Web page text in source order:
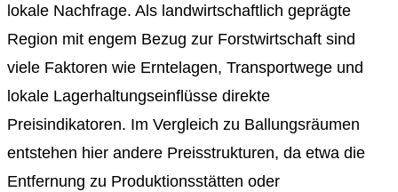
lokale Nachfrage. Als landwirtschaftlich geprägte
Region mit engem Bezug zur Forstwirtschaft sind
viele Faktoren wie Erntelagen, Transportwege und
lokale Lagerhaltungseinflüsse direkte
Preisindikatoren. Im Vergleich zu Ballungsräumen
entstehen hier andere Preisstrukturen, da etwa die
Entfernung zu Produktionsstätten oder